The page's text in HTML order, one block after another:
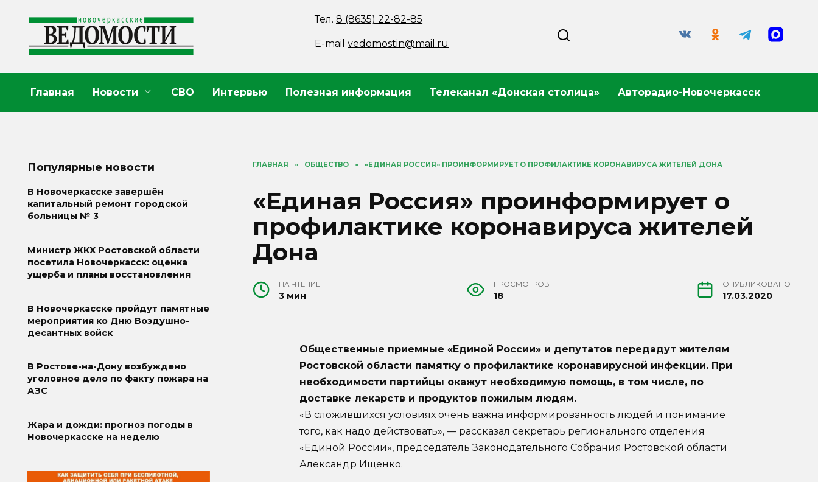
содержанию
Тел.8 (8635) 22-82-85
E-mailvedomostin@mail.ru
Главная Новости СВО Интервью Полезная информация Телеканал «Донская столица» Авторадио-Новочеркасск
ГЛАВНАЯ » ОБЩЕСТВО » «ЕДИНАЯ РОССИЯ» ПРОИНФОРМИРУЕТ О ПРОФИЛАКТИКЕ КОРОНАВИРУСА ЖИТЕЛЕЙ ДОНА
«Единая Россия» проинформирует о
профилактике коронавируса жителей
Дона
НА ЧТЕНИЕ
3 мин
ПРОСМОТРОВ
18
ОПУБЛИКОВАНО
17.03.2020
Общественные приемные «Единой России» и депутатов передадут жителям
Ростовской области памятку о профилактике коронавирусной инфекции. При
необходимости партийцы окажут необходимую помощь, в том числе, по
доставке лекарств и продуктов пожилым людям.
«В сложившихся условиях очень важна информированность людей и понимание
того, как надо действовать», — рассказал секретарь регионального отделения
«Единой России», председатель Законодательного Собрания Ростовской области
Александр Ищенко.
Популярные новости
В Новочеркасске завершён
капитальный ремонт городской
больницы № 3
Министр ЖКХ Ростовской области
посетила Новочеркасск: оценка
ущерба и планы восстановления
В Новочеркасске пройдут памятные
мероприятия ко Дню Воздушно-
десантных войск
В Ростове-на-Дону возбуждено
уголовное дело по факту пожара на
АЗС
Жара и дожди: прогноз погоды в
Новочеркасске на неделю